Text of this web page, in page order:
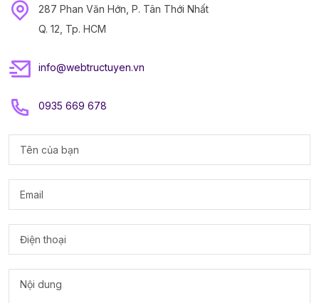
287 Phan Văn Hớn, P. Tân Thới Nhất
Q. 12, Tp. HCM
info@webtructuyen.vn
0935 669 678